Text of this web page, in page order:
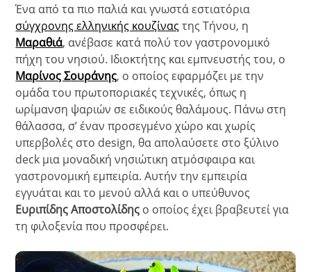
Ένα από τα πιο παλιά και γνωστά εστιατόρια
σύγχρονης ελληνικής κουζίναςτης Τήνου, η
Μαραθιά, ανέβασε κατά πολύ τον γαστρονομικό
πήχη του νησιού. Ιδιοκτήτης και εμπνευστής του, ο
Μαρίνος Σουράνης, ο οποίος εφαρμόζει με την
ομάδα του πρωτοποριακές τεχνικές, όπως η
ωρίμανση ψαριών σε ειδικούς θαλάμους. Πάνω στη
θάλασσα, σ’ έναν προσεγμένο χώρο και χωρίς
υπερβολές στο design, θα απολαύσετε στο ξύλινο
deck μια μοναδική νησιώτικη ατμόσφαιρα και
γαστρονομική εμπειρία. Αυτήν την εμπειρία
εγγυάται και το μενού αλλά και ο υπεύθυνος
Ευριπίδης Αποστολίδης ο οποίος έχει βραβευτεί για
τη φιλοξενία που προσφέρει.